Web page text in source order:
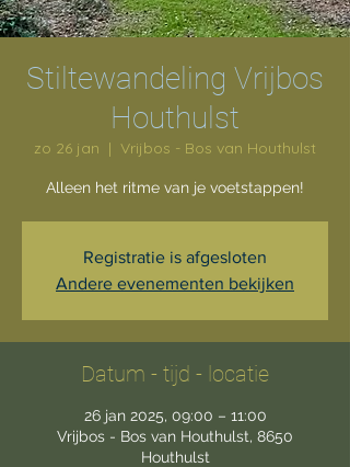
Stiltewandeling Vrijbos
Houthulst
zo 26 jan
  |
Vrijbos - Bos van Houthulst
Alleen het ritme van je voetstappen!
Registratie is afgesloten
Andere evenementen bekijken
Datum - tijd - locatie
26 jan 2025, 09:00 – 11:00
Vrijbos - Bos van Houthulst, 8650
Houthulst